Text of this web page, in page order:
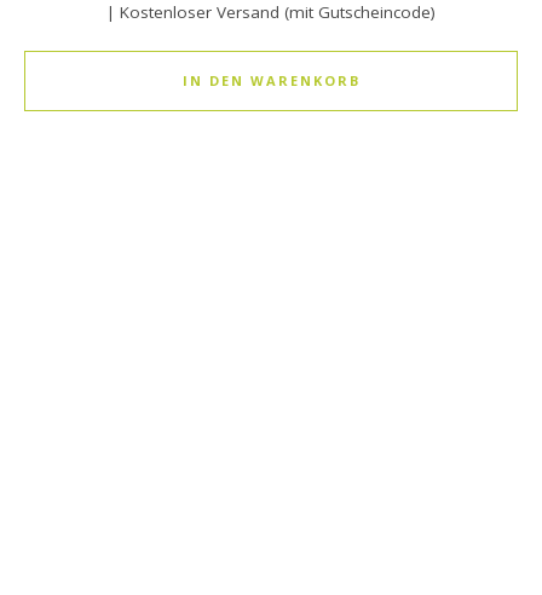
| Kostenloser Versand (mit Gutscheincode)
IN DEN WARENKORB